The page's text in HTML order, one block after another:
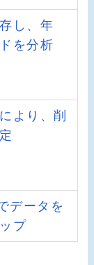
し、年
を分析
より、削
データを
プ